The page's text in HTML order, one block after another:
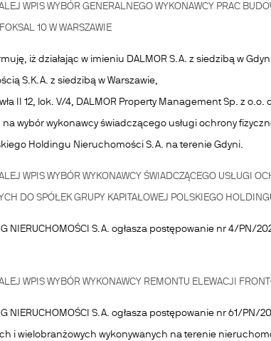
WPIS WYBÓR GENERALNEGO WYKONAWCY PRAC
10 W WARSZAWIE
iż działając w imieniu DALMOR S.A. z siedzibą w
S.K.A. z siedzibą w Warszawie,
II 12, lok. V/4, DALMOR Property Management Sp. z o.o.
wybór wykonawcy świadczącego usługi ochrony
Holdingu Nieruchomości S.A. na terenie Gdyni.
WPIS WYBÓR WYKONAWCY ŚWIADCZĄCEGO USŁUGI
DO SPÓŁEK GRUPY KAPITAŁOWEJ POLSKIEGO
NIERUCHOMOŚCI S.A. ogłasza postępowanie nr 4/
WPIS WYBÓR WYKONAWCY REMONTU ELEWACJI
NIERUCHOMOŚCI S.A. ogłasza postępowanie nr 61/
i wielobranżowych wykonywanych na terenie